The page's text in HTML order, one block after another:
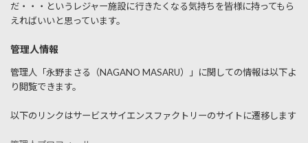
だ・・・というレジャー施設に行きたくなる気持ちを皆様に持ってもら
えればいいと思っています。
管理人情報
管理人「永野まさる（NAGANO MASARU）」に関しての情報は以下よ
り閲覧できます。
以下のリンクはサービスサイエンスファクトリーのサイトに遷移します